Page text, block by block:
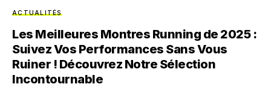
ACTUALITÉS
Les Meilleures Montres Running de 2025 :
Suivez Vos Performances Sans Vous
Ruiner ! Découvrez Notre Sélection
Incontournable